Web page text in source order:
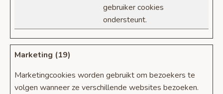
gebruiker cookies
ondersteunt.
Marketing (19)
Marketingcookies worden gebruikt om bezoekers te
volgen wanneer ze verschillende websites bezoeken.